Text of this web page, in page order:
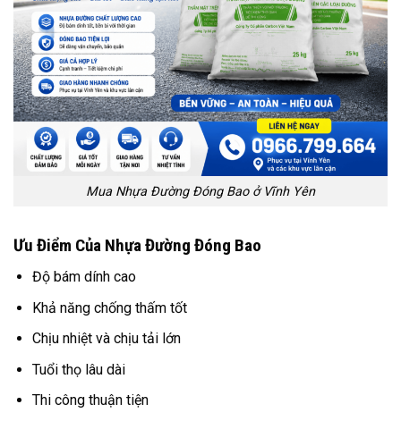
Mua Nhựa Đường Đóng Bao ở Vĩnh Yên
Ưu Điểm Của Nhựa Đường Đóng Bao
Độ bám dính cao
Khả năng chống thấm tốt
Chịu nhiệt và chịu tải lớn
Tuổi thọ lâu dài
Thi công thuận tiện